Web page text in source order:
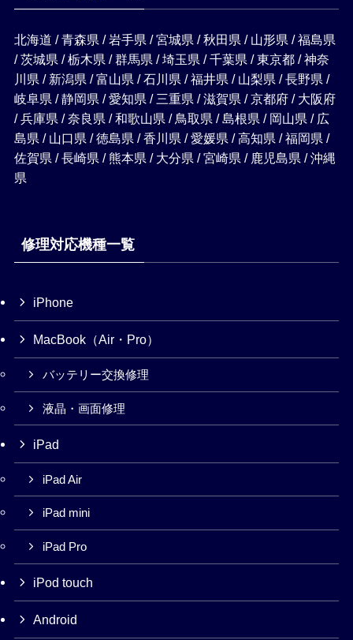
北海道 / 青森県 / 岩手県 / 宮城県 / 秋田県 / 山形県 / 福島県
/ 茨城県 / 栃木県 / 群馬県 / 埼玉県 / 千葉県 / 東京都 / 神奈
川県 / 新潟県 / 富山県 / 石川県 / 福井県 / 山梨県 / 長野県 /
岐阜県 / 静岡県 / 愛知県 / 三重県 / 滋賀県 / 京都府 / 大阪府
/ 兵庫県 / 奈良県 / 和歌山県 / 鳥取県 / 島根県 / 岡山県 / 広
島県 / 山口県 / 徳島県 / 香川県 / 愛媛県 / 高知県 / 福岡県 /
佐賀県 / 長崎県 / 熊本県 / 大分県 / 宮崎県 / 鹿児島県 / 沖縄
県
修理対応機種一覧
iPhone
MacBook（Air・Pro）
バッテリー交換修理
液晶・画面修理
iPad
iPad Air
iPad mini
iPad Pro
iPod touch
Android